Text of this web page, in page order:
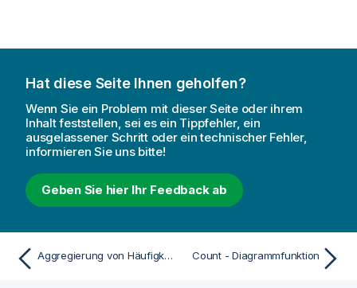
Hat diese Seite Ihnen geholfen?
Wenn Sie ein Problem mit dieser Seite oder ihrem
Inhalt feststellen, sei es ein Tippfehler, ein
ausgelassener Schritt oder ein technischer Fehler,
informieren Sie uns bitte!
Geben Sie hier Ihr Feedback ab
Aggregierung von Häufigkeiten Count - Diagrammfunktion